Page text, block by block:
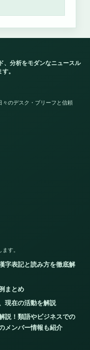
、分析をモダンなニュースル
。
々のデスク・ブリーフと信頼
す。
字表記と読み方を徹底解
まとめ
現在の活動を解説
説！類語やビジネスでの
メンバー情報も紹介